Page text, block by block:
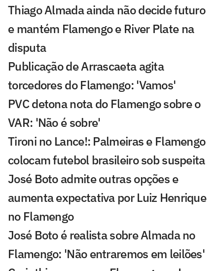
Thiago Almada ainda não decide futuro
e mantém Flamengo e River Plate na
disputa
Publicação de Arrascaeta agita
torcedores do Flamengo: 'Vamos'
PVC detona nota do Flamengo sobre o
VAR: 'Não é sobre'
Tironi no Lance!: Palmeiras e Flamengo
colocam futebol brasileiro sob suspeita
José Boto admite outras opções e
aumenta expectativa por Luiz Henrique
no Flamengo
José Boto é realista sobre Almada no
Flamengo: 'Não entraremos em leilões'